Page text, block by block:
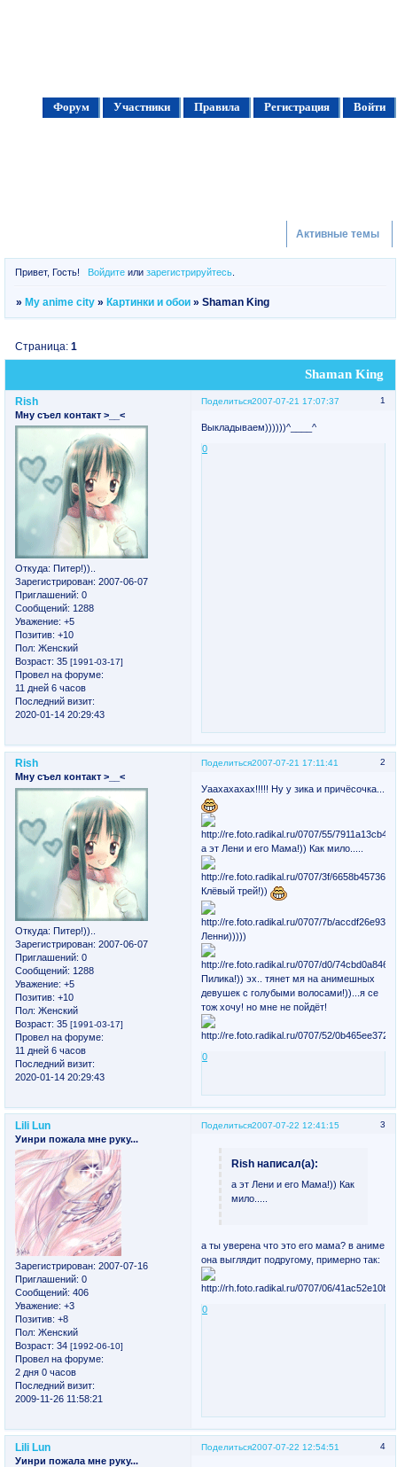
Форум Участники Правила Регистрация Войти
Активные темы
Привет, Гость! Войдитеили зарегистрируйтесь.
»My anime city »Картинки и обои »Shaman King
Shaman King
Страница:1
Поделиться 1
2007-07-21 17:07:37
Rish
Мну съел контакт >__<
Откуда: Питер!))..
Зарегистрирован: 2007-06-07
Приглашений: 0
Сообщений: 1288
Уважение: +5
Позитив: +10
Пол: Женский
Возраст: 35 [1991-03-17]
Провел на форуме:
11 дней 6 часов
Последний визит:
2020-01-14 20:29:43
Выкладываем))))))^____^
0
Поделиться 2
2007-07-21 17:11:41
Rish
Мну съел контакт >__<
Откуда: Питер!))..
Зарегистрирован: 2007-06-07
Приглашений: 0
Сообщений: 1288
Уважение: +5
Позитив: +10
Пол: Женский
Возраст: 35 [1991-03-17]
Провел на форуме:
11 дней 6 часов
Последний визит:
2020-01-14 20:29:43
Уаахахахах!!!!! Ну у зика и причёсочка...
а эт Лени и его Мама!)) Как мило.....
Клёвый трей!))
Ленни)))))
Пилика!)) эх.. тянет мя на анимешных
девушек с голубыми волосами!))...я се
тож хочу! но мне не пойдёт!
0
Поделиться 3
2007-07-22 12:41:15
Lili Lun
Уинри пожала мне руку...
Зарегистрирован: 2007-07-16
Приглашений: 0
Сообщений: 406
Уважение: +3
Позитив: +8
Пол: Женский
Возраст: 34 [1992-06-10]
Провел на форуме:
2 дня 0 часов
Последний визит:
2009-11-26 11:58:21
Rish написал(а):
а эт Лени и его Мама!)) Как
мило.....
а ты уверена что это его мама? в аниме
она выглядит подругому, примерно так:
0
Поделиться 4
2007-07-22 12:54:51
Lili Lun
Уинри пожала мне руку...